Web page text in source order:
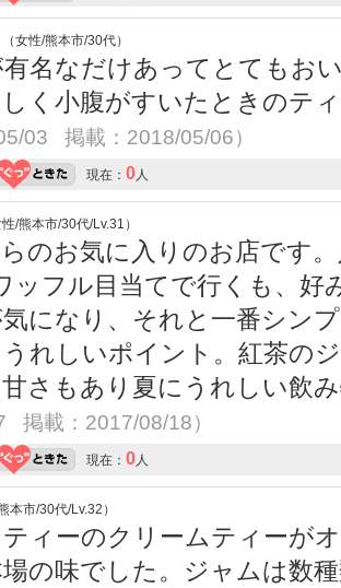
女性/熊本市/30代）
名なだけあってとてもお
く小腹がすいたときのテ
03 掲載：2018/05/06）
現在： 0 人
/熊本市/30代/Lv.31）
のお気に入りのお店です
ッフル目当てで行くも、好
になり、それと一番シン
れしいポイント。紅茶の
甘さもあり夏にうれしい飲
掲載：2017/08/18）
現在： 0 人
本市/30代/Lv.32）
ィーのクリームティーが
の味でした。ジャムは数